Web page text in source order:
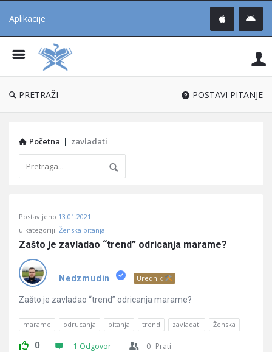
Aplikacije
®
PRETRAŽI POSTAVI PITANJE
Početna | zavladati
Učene
Latest
Pitanja
Postavljeno 13.01.2021
u kategoriji: Ženska pitanja
Zašto je zavladao “trend” odricanja marame?
Nedzmudin Urednik
Zašto je zavladao “trend” odricanja marame?
marame odrucanja pitanja trend zavladati Ženska
0 1 Odgovor 0 Prati